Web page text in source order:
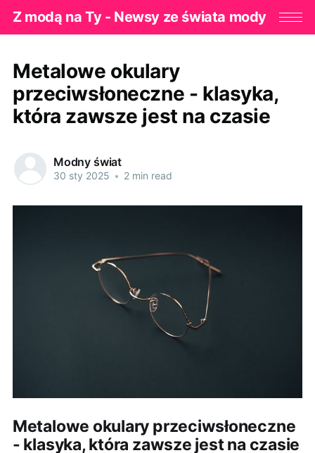
Z modą na Ty - Newsy ze świata mody
Metalowe okulary
przeciwsłoneczne - klasyka,
która zawsze jest na czasie
Modny świat
30 sty 2025 • 2 min read
Metalowe okulary przeciwsłoneczne
- klasyka, która zawsze jest na czasie